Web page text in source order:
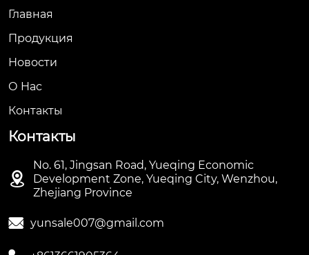
Главная
Продукция
Новости
О Hас
Контакты
Контакты

No. 61, Jingsan Road, Yueqing Economic
Development Zone, Yueqing City, Wenzhou,
Zhejiang Province
 yunsale007@gmail.com